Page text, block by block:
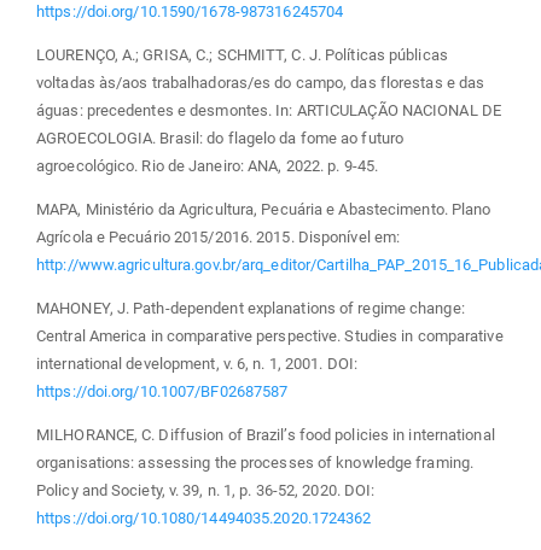
https://doi.org/10.1590/1678-987316245704
LOURENÇO, A.; GRISA, C.; SCHMITT, C. J. Políticas públicas
voltadas às/aos trabalhadoras/es do campo, das florestas e das
águas: precedentes e desmontes. In: ARTICULAÇÃO NACIONAL DE
AGROECOLOGIA. Brasil: do flagelo da fome ao futuro
agroecológico. Rio de Janeiro: ANA, 2022. p. 9-45.
MAPA, Ministério da Agricultura, Pecuária e Abastecimento. Plano
Agrícola e Pecuário 2015/2016. 2015. Disponível em:
http://www.agricultura.gov.br/arq_editor/
MAHONEY, J. Path-dependent explanations of regime change:
Central America in comparative perspective. Studies in comparative
international development, v. 6, n. 1, 2001. DOI:
https://doi.org/10.1007/BF02687587
MILHORANCE, C. Diffusion of Brazil’s food policies in international
organisations: assessing the processes of knowledge framing.
Policy and Society, v. 39, n. 1, p. 36-52, 2020. DOI:
https://doi.org/10.1080/14494035.2020.1724362